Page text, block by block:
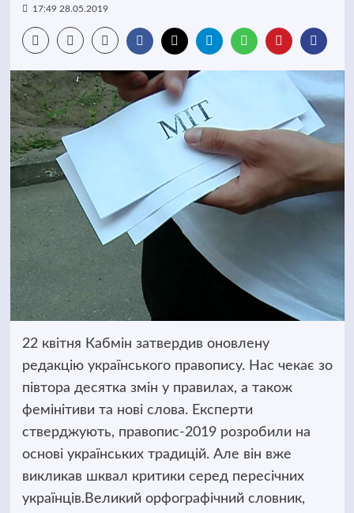
17:49 28.05.2019
22 квітня Кабмін затвердив оновлену
редакцію українського правопису. Нас чекає зо
півтора десятка змін у правилах, а також
фемінітиви та нові слова. Експерти
стверджують, правопис-2019 розробили на
основі українських традицій. Але він вже
викликав шквал критики серед пересічних
українців. Великий орфографічний словник,